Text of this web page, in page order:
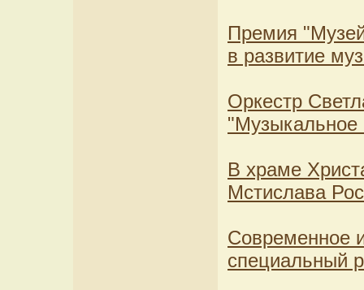
Премия
в развитие
Оркестр
"Музыкальное
В храме
Мстислава
Современное
специальный